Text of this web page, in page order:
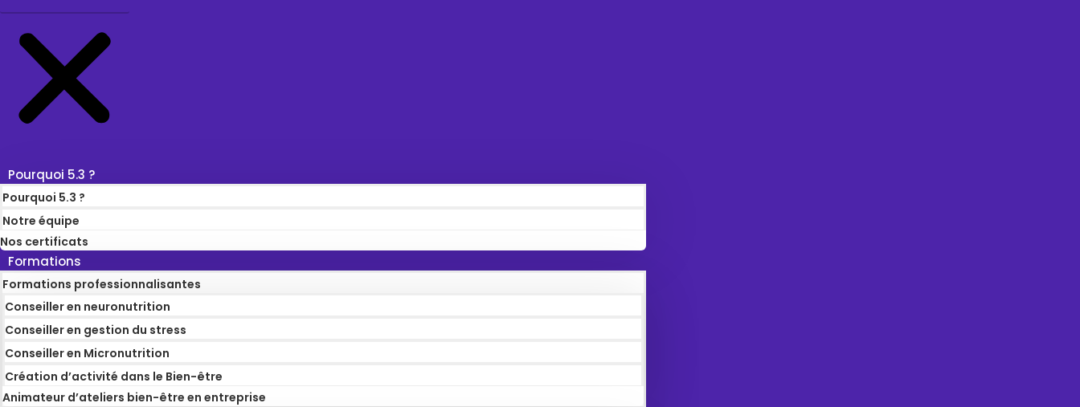
Pourquoi 5.3 ?
Pourquoi 5.3 ?
Notre équipe
Nos certificats
Formations
Formations professionnalisantes
Conseiller en neuronutrition
Conseiller en gestion du stress
Conseiller en Micronutrition
Création d’activité dans le Bien-être
Animateur d’ateliers bien-être en entreprise